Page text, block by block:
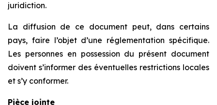
juridiction.
La diffusion de ce document peut, dans certains
pays, faire l’objet d’une réglementation spécifique.
Les personnes en possession du présent document
doivent s’informer des éventuelles restrictions locales
et s’y conformer.
Pièce jointe